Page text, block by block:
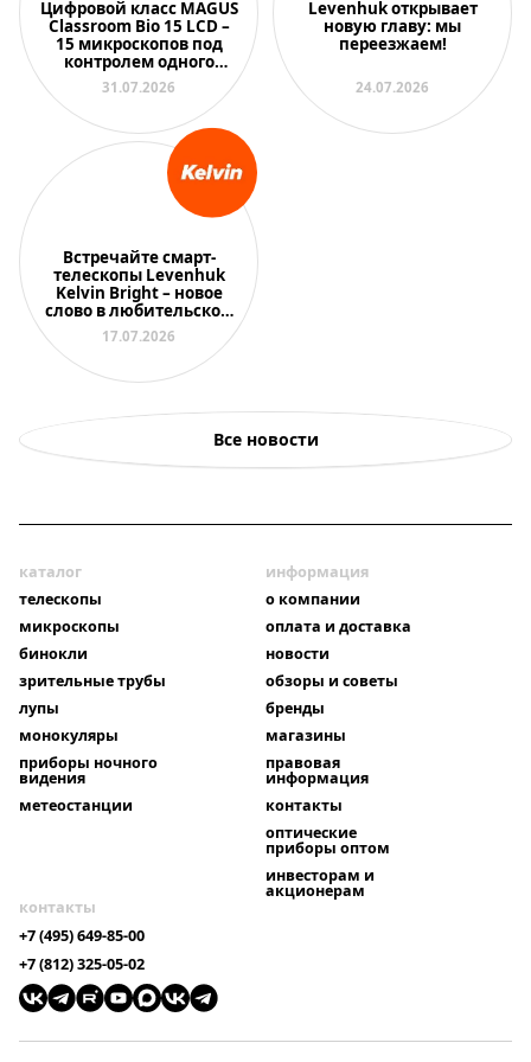
Цифровой класс MAGUS
Classroom Bio 15 LCD –
15 микроскопов под
контролем одного
преподавателя
31.07.2026
Levenhuk открывает
новую главу: мы
переезжаем!
24.07.2026
Встречайте смарт-
телескопы Levenhuk
Kelvin Bright – новое
слово в любительской
астрономии
17.07.2026
Все новости
каталог
телескопы
микроскопы
бинокли
зрительные трубы
лупы
монокуляры
приборы ночного
видения
метеостанции
информация
о компании
оплата и доставка
новости
обзоры и советы
бренды
магазины
правовая
информация
контакты
оптические
приборы оптом
инвесторам и
акционерам
контакты
+7 (495) 649-85-00
+7 (812) 325-05-02